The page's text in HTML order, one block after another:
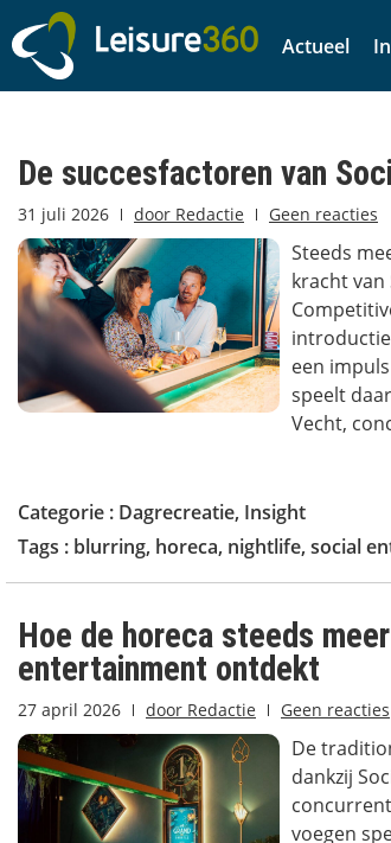
Actueel
De succesfactoren van
31 juli 2026 door Redactie Geen reacties
Steeds
kracht van
een
speelt
Vecht,
Categorie : Dagrecreatie, Insight
Tags : blurring, horeca, nightlife, social
Hoe de horeca steeds
entertainment ontdekt
27 april 2026 door Redactie Geen reacties
De
dankzij
voegen